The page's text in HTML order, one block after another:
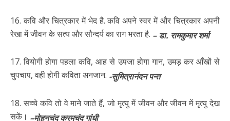
16. कवि और चित्रकार में भेद है. कवि अपने स्वर में और चित्रकार अपनी
रेखा में जीवन के सत्य और सौन्दर्य का राग भरता है. – डा. रामकुमार शर्मा
17. वियोगी होगा पहला कवि, आह से उपजा होगा गान, उमड़ कर आँखों से
चुपचाप, वही होगी कविता अनजान. -सुमित्रानंदन पन्त
18. सच्चे कवि तो वे माने जाते हैं, जो मृत्यु में जीवन और जीवन में मृत्यु देख
सकें। –मोहनचंद करमचंद गांधी